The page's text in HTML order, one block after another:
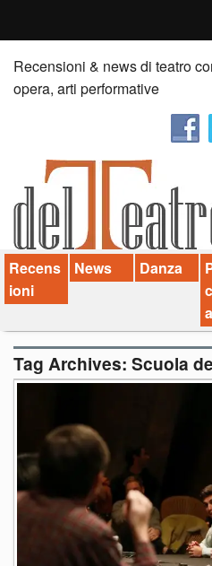
Home
Recensioni
News
Palazzi consiglia
Video
Chi siamo
Contatti
Recensioni & news di teatro
opera, arti performative
Recens
ioni
News Danza
a
Tag Archives: Scuola